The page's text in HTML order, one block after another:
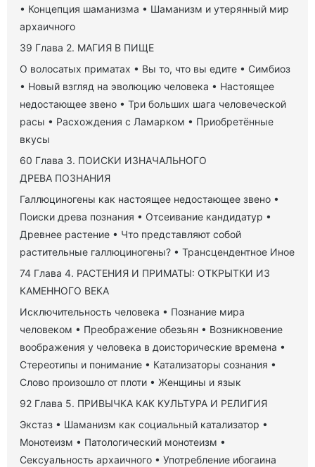
• Концепция шаманизма • Шаманизм и утерянный мир
архаичного
39 Глава 2. МАГИЯ В ПИЩЕ
О волосатых приматах • Вы то, что вы едите • Симбиоз
• Новый взгляд на эволюцию человека • Настоящее
недостающее звено • Три больших шага человеческой
расы • Расхождения с Ламарком • Приобретённые
вкусы
60 Глава 3. ПОИСКИ ИЗНАЧАЛЬНОГО
ДРЕВА ПОЗНАНИЯ
Галлюциногены как настоящее недостающее звено •
Поиски древа познания • Отсеивание кандидатур •
Древнее растение • Что представляют собой
растительные галлюциногены? • Трансцендентное Иное
74 Глава 4. РАСТЕНИЯ И ПРИМАТЫ: ОТКРЫТКИ ИЗ
КАМЕННОГО ВЕКА
Исключительность человека • Познание мира
человеком • Преображение обезьян • Возникновение
воображения у человека в доисторические времена •
Стереотипы и понимание • Катализаторы сознания •
Слово произошло от плоти • Женщины и язык
92 Глава 5. ПРИВЫЧКА КАК КУЛЬТУРА И РЕЛИГИЯ
Экстаз • Шаманизм как социальный катализатор •
Монотеизм • Патологический монотеизм •
Сексуальность архаичного • Употребление ибогаина